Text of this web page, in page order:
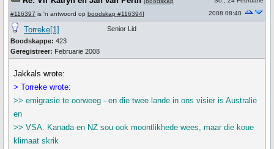
#116397 is 'n antwoord op boodskap #116394]
2008 08:40
Torreke[1]
Boodskappe: 423
Geregistreer: Februarie 2008
Senior Lid
Jakkals wrote:
> Torreke wrote:
>> emigrasie te oorweeg - en die twee lande in ons visier is Australië
en
>> VSA. Kanada en NZ sou ook moontlikhede wees, maar die koue
klimaat skrik